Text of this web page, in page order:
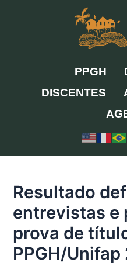
PPGH
DISCENTES
Resultado
entrevistas e
prova de
PPGH/Unifap